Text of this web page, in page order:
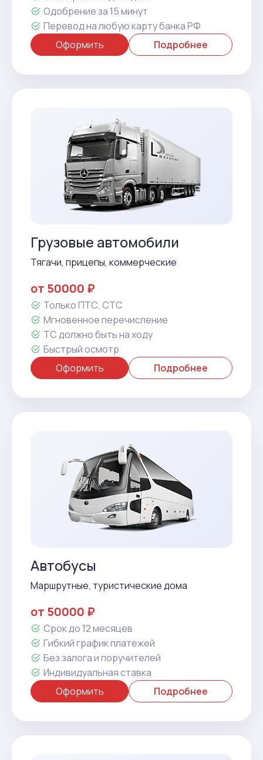
Одобрение за 15 минут
Перевод на любую карту банка РФ
Оформить
Подробнее
Грузовые автомобили
Тягачи, прицепы, коммерческие
от 50000 ₽
Только ПТС, СТС
Мгновенное перечисление
ТС должно быть на ходу
Быстрый осмотр
Оформить
Подробнее
Автобусы
Маршрутные, туристические дома
от 50000 ₽
Срок до 12 месяцев
Гибкий график платежей
Без залога и поручителей
Индивидуальная ставка
Оформить
Подробнее